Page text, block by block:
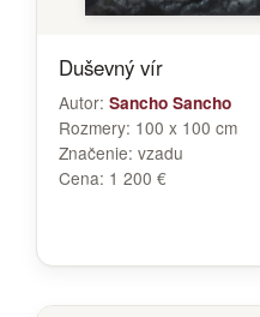
Duševný vír
Autor: Sancho Sancho
Rozmery: 100 x 100 cm
Značenie: vzadu
Cena: 1 200 €